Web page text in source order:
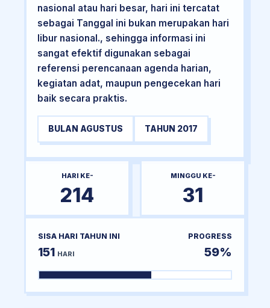
nasional atau hari besar, hari ini tercatat
sebagai Tanggal ini bukan merupakan hari
libur nasional., sehingga informasi ini
sangat efektif digunakan sebagai
referensi perencanaan agenda harian,
kegiatan adat, maupun pengecekan hari
baik secara praktis.
BULAN AGUSTUS TAHUN 2017
HARI KE-
214
MINGGU KE-
31
SISA HARI TAHUN INI
151 HARI
PROGRESS
59%